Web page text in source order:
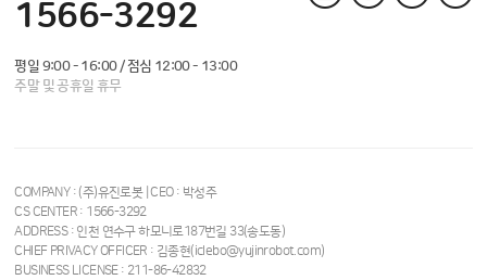
1566-3292
평일 9:00 - 16:00 / 점심 12:00 - 13:00
주말 및 공휴일 휴무
COMPANY : (주)유진로봇 | CEO : 박성주
CS CENTER : 1566-3292
ADDRESS : 인천 연수구 하모니로187번길 33(송도동)
CHIEF PRIVACY OFFICER : 김종현(iclebo@yujinrobot.com)
BUSINESS LICENSE : 211-86-42832